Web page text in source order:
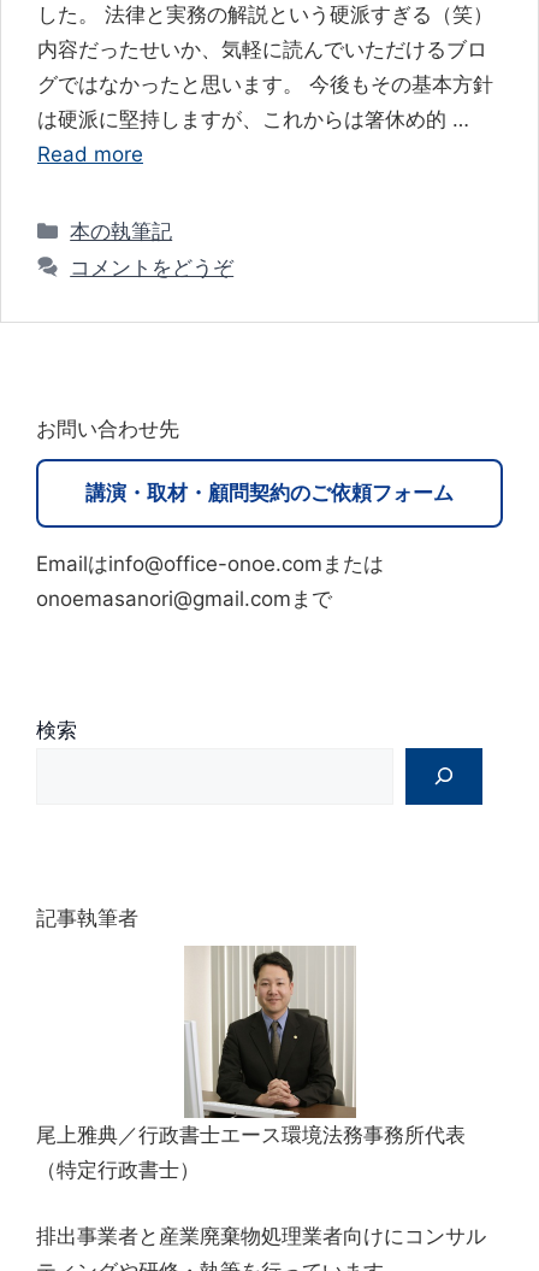
した。 法律と実務の解説という硬派すぎる（笑）
内容だったせいか、気軽に読んでいただけるブロ
グではなかったと思います。 今後もその基本方針
は硬派に堅持しますが、これからは箸休め的 …
Read more
カ
リ
本の執筆記
コメントをどうぞ
お問い合わせ先
講演・取材・顧問契約のご依頼フォーム
Emailはinfo@office-onoe.comまたは
onoemasanori@gmail.comまで
検索
記事執筆者
尾上雅典／行政書士エース環境法務事務所代表
（特定行政書士）
排出事業者と産業廃棄物処理業者向けにコンサル